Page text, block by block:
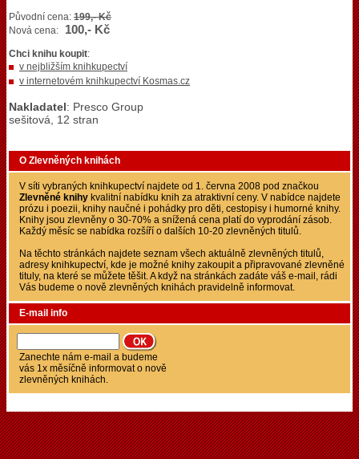
Původní cena: 199,- Kč
Nová cena:
100,- Kč
Chci knihu koupit:
v nejbližším knihkupectví
v internetovém knihkupectví Kosmas.cz
Nakladatel: Presco Group
sešitová, 12 stran
O Zlevněných knihách
V síti vybraných knihkupectví najdete od 1. června 2008 pod značkou
Zlevněné knihy kvalitní nabídku knih za atraktivní ceny. V nabídce najdete
prózu i poezii, knihy naučné i pohádky pro děti, cestopisy i humorné knihy.
Knihy jsou zlevněny o 30-70% a snížená cena platí do vyprodání zásob.
Každý měsíc se nabídka rozšíří o dalších 10-20 zlevněných titulů.
Na těchto stránkách najdete seznam všech aktuálně zlevněných titulů,
adresy knihkupectví, kde je možné knihy zakoupit a připravované zlevněné
tituly, na které se můžete těšit. A když na stránkách zadáte váš e-mail, rádi
Vás budeme o nově zlevněných knihách pravidelně informovat.
E-mail info
Zanechte nám e-mail a budeme
vás 1x měsíčně informovat o nově
zlevněných knihách.